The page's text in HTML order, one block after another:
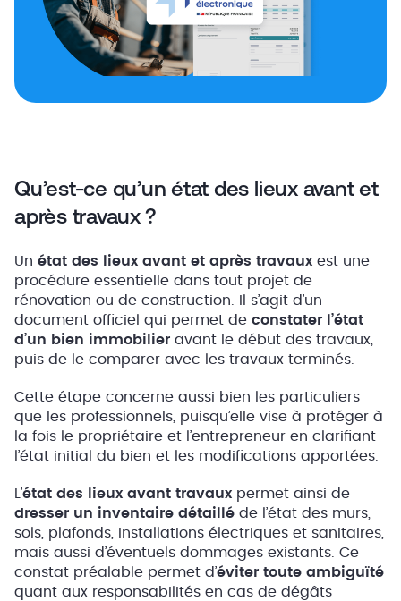
Qu’est-ce qu’un état des lieux avant et
après travaux ?
Un état des lieux avant et après travaux est une
procédure essentielle dans tout projet de
rénovation ou de construction. Il s’agit d’un
document officiel qui permet de constater l’état
d’un bien immobilier avant le début des travaux,
puis de le comparer avec les travaux terminés.
Cette étape concerne aussi bien les particuliers
que les professionnels, puisqu’elle vise à protéger à
la fois le propriétaire et l’entrepreneur en clarifiant
l’état initial du bien et les modifications apportées.
L’état des lieux avant travaux permet ainsi de
dresser un inventaire détaillé de l’état des murs,
sols, plafonds, installations électriques et sanitaires,
mais aussi d’éventuels dommages existants. Ce
constat préalable permet d’éviter toute ambiguïté
quant aux responsabilités en cas de dégâts